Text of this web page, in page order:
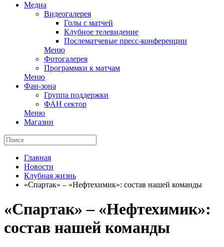
Медиа
Видеогалерея
Голы с матчей
Клубное телевидение
Послематчевые пресс-конференции
Меню
Фотогалерея
Программки к матчам
Меню
Фан-зона
Группа поддержки
ФАН сектор
Меню
Магазин
Главная
Новости
Клубная жизнь
«Спартак» – «Нефтехимик»: состав нашей команды
«Спартак» – «Нефтехимик»:
состав нашей команды